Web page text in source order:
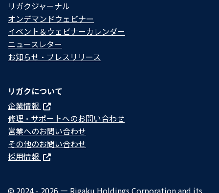
リガクジャーナル
オンデマンドウェビナー
イベント＆ウェビナーカレンダー
ニュースレター
お知らせ・プレスリリース
リガクについて
企業情報
修理・サポートへのお問い合わせ
営業へのお問い合わせ
その他のお問い合わせ
採用情報
© 2024 - 2026 — Rigaku Holdings Corporation and its